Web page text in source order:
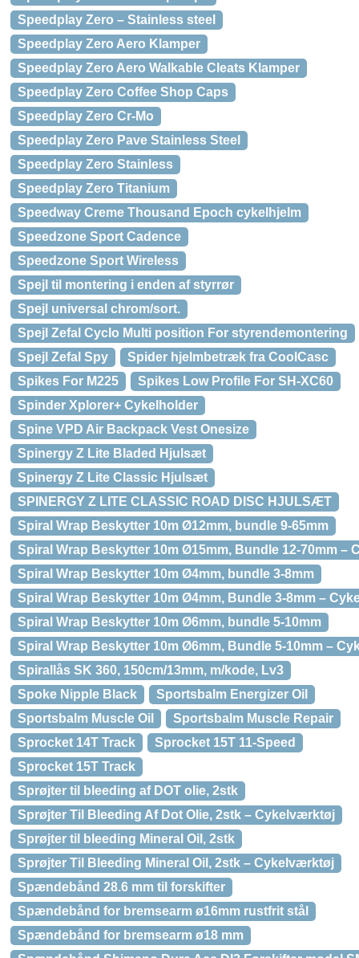
Speedplay Zero – Stainless steel
Speedplay Zero Aero Klamper
Speedplay Zero Aero Walkable Cleats Klamper
Speedplay Zero Coffee Shop Caps
Speedplay Zero Cr-Mo
Speedplay Zero Pave Stainless Steel
Speedplay Zero Stainless
Speedplay Zero Titanium
Speedway Creme Thousand Epoch cykelhjelm
Speedzone Sport Cadence
Speedzone Sport Wireless
Spejl til montering i enden af styrrør
Spejl universal chrom/sort.
Spejl Zefal Cyclo Multi position For styrendemontering
Spejl Zefal Spy
Spider hjelmbetræk fra CoolCasc
Spikes For M225
Spikes Low Profile For SH-XC60
Spinder Xplorer+ Cykelholder
Spine VPD Air Backpack Vest Onesize
Spinergy Z Lite Bladed Hjulsæt
Spinergy Z Lite Classic Hjulsæt
SPINERGY Z LITE CLASSIC ROAD DISC HJULSÆT
Spiral Wrap Beskytter 10m Ø12mm, bundle 9-65mm
Spiral Wrap Beskytter 10m Ø15mm, Bundle 12-70mm –
Spiral Wrap Beskytter 10m Ø4mm, bundle 3-8mm
Spiral Wrap Beskytter 10m Ø4mm, Bundle 3-8mm –
Spiral Wrap Beskytter 10m Ø6mm, bundle 5-10mm
Spiral Wrap Beskytter 10m Ø6mm, Bundle 5-10mm –
Spirallås SK 360, 150cm/13mm, m/kode, Lv3
Spoke Nipple Black
Sportsbalm Energizer Oil
Sportsbalm Muscle Oil
Sportsbalm Muscle Repair
Sprocket 14T Track
Sprocket 15T 11-Speed
Sprocket 15T Track
Sprøjter til bleeding af DOT olie, 2stk
Sprøjter Til Bleeding Af Dot Olie, 2stk – Cykelværktøj
Sprøjter til bleeding Mineral Oil, 2stk
Sprøjter Til Bleeding Mineral Oil, 2stk – Cykelværktøj
Spændebånd 28.6 mm til forskifter
Spændebånd for bremsearm ø16mm rustfrit stål
Spændebånd for bremsearm ø18 mm